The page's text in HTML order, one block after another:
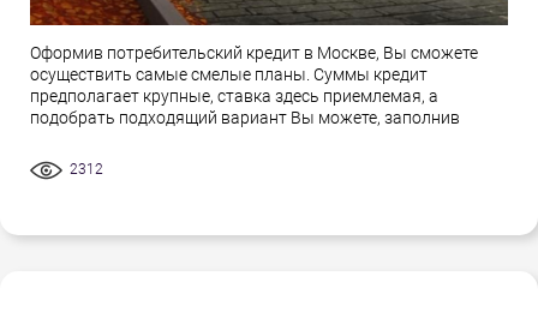
Оформив потребительский кредит в Москве, Вы сможете
осуществить самые смелые планы. Суммы кредит
предполагает крупные, ставка здесь приемлемая, а
подобрать подходящий вариант Вы можете, заполнив
2312